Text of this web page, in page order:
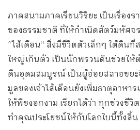
ภาคสนามภาคเรียนวิริยะ เป็นเรื่องร
ของธรรมชาติ ที่ให้กำเนิดสัตว์มหัศจ
“ไส้เดือน” สิ่งมีชีวิตตัวเล็กๆ ใต้ดินที่
ใหญ่เกินตัว เป็นนักพรวนดินช่วยให้
ดินอุดมสมบูรณ์ เป็นผู้ย่อยสลายขย
มูลของเจ้าไส้เดือนยังเพิ่มธาตุอาหา
ให้พืชงอกงาม เรียกได้ว่า ทุกช่วงชีวิ
ทำคุณประโยชน์ให้กับโลกใบนี้ทั้งสิ้น